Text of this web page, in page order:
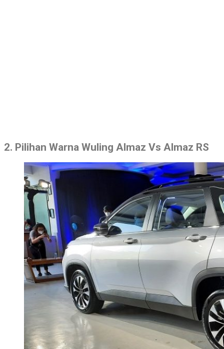
2. Pilihan Warna Wuling Almaz Vs Almaz RS